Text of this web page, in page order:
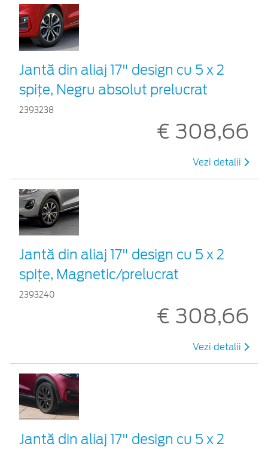
Jantă din aliaj 17" design cu 5 x 2
spițe, Negru absolut prelucrat
2393238
€ 308,66
Vezi detalii
Jantă din aliaj 17" design cu 5 x 2
spițe, Magnetic/prelucrat
2393240
€ 308,66
Vezi detalii
Jantă din aliaj 17" design cu 5 x 2